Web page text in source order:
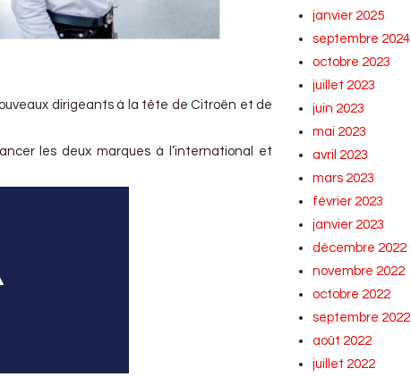
dirigeants à la tête de Citroën et de
les deux marques à l’international et
janvier 2025
septembre 2024
octobre 2023
juillet 2023
juin 2023
mai 2023
avril 2023
mars 2023
février 2023
janvier 2023
décembre 2022
novembre 2022
octobre 2022
septembre 2022
août 2022
juillet 2022